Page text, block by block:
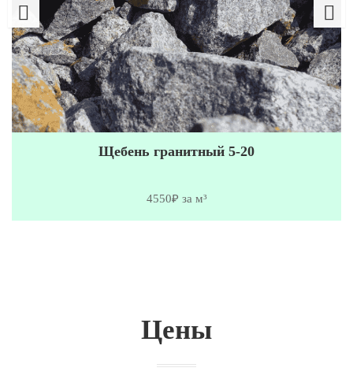
Щебень гранитный 5-20
4550₽ за м³
Цены